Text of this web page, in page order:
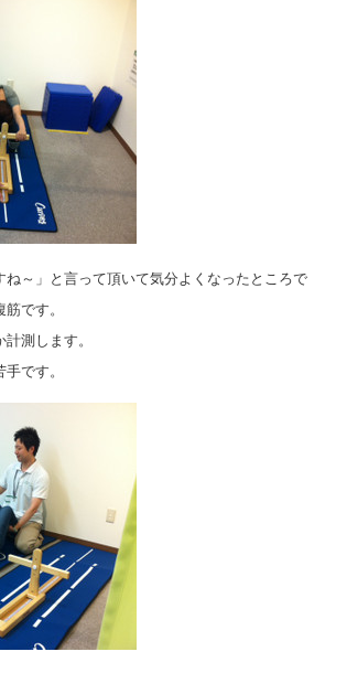
～」と言って頂いて気分よくなったところで
です。
測します。
です。